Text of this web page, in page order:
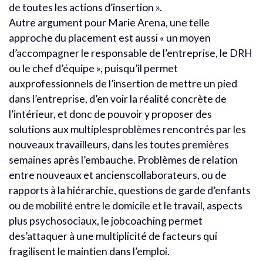
de toutes les actions d’insertion ».
Autre argument pour Marie Arena, une telle
approche du placement est aussi « un moyen
d’accompagner le responsable de l’entreprise, le DRH
ou le chef d’équipe », puisqu’il permet
auxprofessionnels de l’insertion de mettre un pied
dans l’entreprise, d’en voir la réalité concrète de
l’intérieur, et donc de pouvoir y proposer des
solutions aux multiplesproblèmes rencontrés par les
nouveaux travailleurs, dans les toutes premières
semaines après l’embauche. Problèmes de relation
entre nouveaux et ancienscollaborateurs, ou de
rapports à la hiérarchie, questions de garde d’enfants
ou de mobilité entre le domicile et le travail, aspects
plus psychosociaux, le jobcoaching permet
des’attaquer à une multiplicité de facteurs qui
fragilisent le maintien dans l’emploi.